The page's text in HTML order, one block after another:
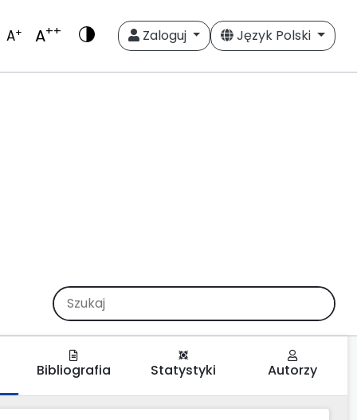
A+ A++ Zaloguj Język Polski
Bibliografia Statystyki Autorzy